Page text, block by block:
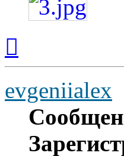
началу
evgeniialex